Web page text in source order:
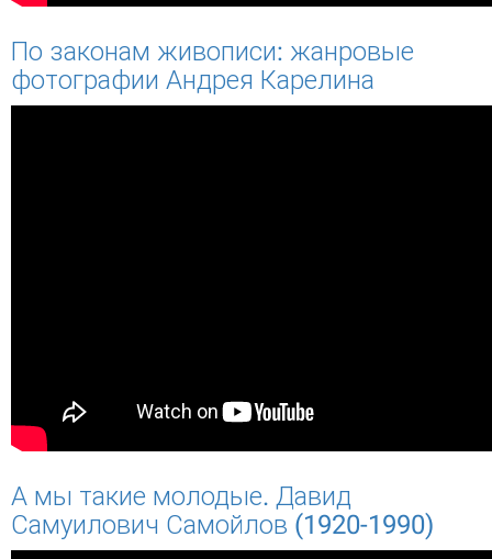
По законам живописи: жанровые
фотографии Андрея Карелина
А мы такие молодые. Давид
Самуилович Самойлов (1920-1990)